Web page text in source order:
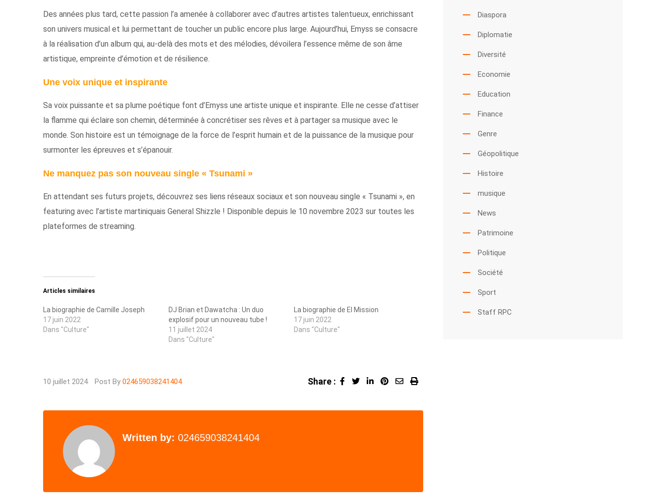
Des années plus tard, cette passion l’a amenée à collaborer avec d’autres artistes talentueux, enrichissant
son univers musical et lui permettant de toucher un public encore plus large. Aujourd’hui, Emyss se consacre
à la réalisation d’un album qui, au-delà des mots et des mélodies, dévoilera l’essence même de son âme
artistique, empreinte d’émotion et de résilience.
Une voix unique et inspirante
Sa voix puissante et sa plume poétique font d’Emyss une artiste unique et inspirante. Elle ne cesse d’attiser
la flamme qui éclaire son chemin, déterminée à concrétiser ses rêves et à partager sa musique avec le
monde. Son histoire est un témoignage de la force de l’esprit humain et de la puissance de la musique pour
surmonter les épreuves et s’épanouir.
Ne manquez pas son nouveau single « Tsunami »
En attendant ses futurs projets, découvrez ses liens réseaux sociaux et son nouveau single « Tsunami », en
featuring avec l’artiste martiniquais General Shizzle ! Disponible depuis le 10 novembre 2023 sur toutes les
plateformes de streaming.
Articles similaires
La biographie de Camille Joseph
17 juin 2022
Dans "Culture"
DJ Brian et Dawatcha : Un duo
explosif pour un nouveau tube !
11 juillet 2024
Dans "Culture"
La biographie de El Mission
17 juin 2022
Dans "Culture"
10 juillet 2024 Post By 024659038241404 Share : LinkedInPinterest
Share
Email
Print
Written by: 024659038241404
Diaspora
Diplomatie
Diversité
Economie
Education
Finance
Genre
Géopolitique
Histoire
musique
News
Patrimoine
Politique
Société
Sport
Staff RPC